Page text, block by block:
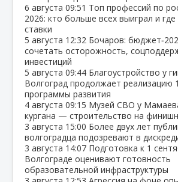
6 августа 09:51 Топ профессий по
2026: кто больше всех выиграл и
ставки
5 августа 12:32 Бочаров:
сочетать осторожность,
инвестиций
5 августа 09:44 Благоустройство у
Волгоград продолжает реализацию
программы развития
4 августа 09:15 Музей СВО у
кургана — строительство на
3 августа 15:00 Более двух лет
волгоградца подозревают в
3 августа 14:07 Подготовка к 1
Волгограде оценивают готовность
образовательной инфраструктуры